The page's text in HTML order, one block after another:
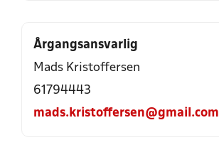
Årgangsansvarlig
Mads Kristoffersen
61794443
mads.kristoffersen@gmail.com